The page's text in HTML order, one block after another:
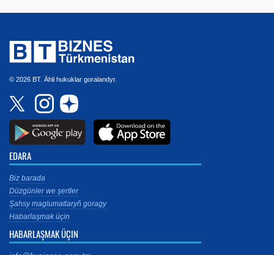
© 2026 BT. Ähli hukuklar goralandyr.
EDARA
Biz barada
Düzgünler we şertler
Şahsy maglumatlaryň goragy
Habarlaşmak üçin
HABARLAŞMAK ÜÇIN